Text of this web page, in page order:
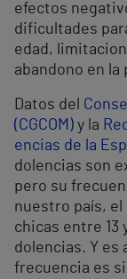
efectos
dificultades
edad,
abandono en
Datos del
(CGCOM) y la
encias de la
dolencias son
pero su
nuestro país, el
chicas entre 13
dolencias. Y es
frecuencia es